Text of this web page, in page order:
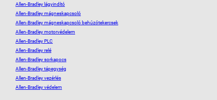
Allen-Bradley lágyindító
Allen-Bradley mágneskapcsoló
Allen-Bradley mágneskapcsoló behúzótekercsek
Allen-Bradley motorvédelem
Allen-Bradley PLC
Allen-Bradley relé
Allen-Bradley sorkapocs
Allen-Bradley tápegység
Allen-Bradley vezérlés
Allen-Bradley védelem